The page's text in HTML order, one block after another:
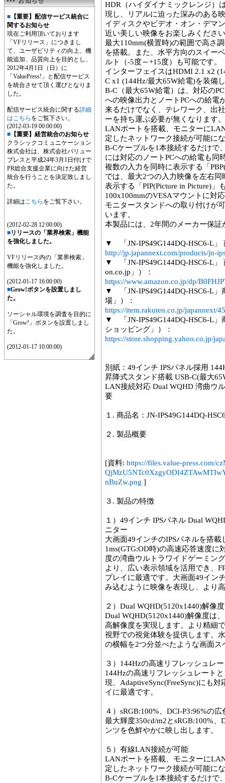
■ 【重要】配信サービス統合に
関するお知らせ
現在ご利用頂いております
「VFリリース」につきまし
て、ユーザビリティの向上、機
能追加、品質向上を目的とし、
2012年4月1日（日）に
「ValuePress!」と配信サービス
を統合させて頂く運びとなりま
した。
配信サービス統合に関する詳細
はこちら をご覧下さい。
(2012-03-19 00:00:00)
■ 【重要】経営統合のお知らせ
クラシックコミュニケーション
株式会社は、株式会社バリュー
プレスと平成24年3月1日付けで
PR総合支援企業に向けた経営
統合を行うことを決定致しまし
た。
詳細はこちら をご覧下さい。
(2012-02-28 12:00:00)
■リリースの「業界検索」機能
を強化しました。
VFリリース内の「業界検索」
機能を強化しました。
(2012-01-17 16:00:00)
■Grow!ボタンを設置しまし
た。
ソーシャル環境を調査を目的に
「Grow!」ボタンを設置しまし
た。
(2012-01-17 10:00:00)
HDR（ハイダイナミックレンジ）
現し、リアルに迫った深みのある
イディスクやビデオ・オン・デマ
近い美しい映像をお楽しみくださ
最大110mm(横置時)の範囲で高さ
を搭載。また、水平方向のスイー
ルト（-5度～+15度）も可能です。
インターフェイスはHDMI 2.1 x2
C x1 (144Hz/最大65W給電)を装備
B-C（最大65W給電）は、対応の
への映像出力とノートPCへの給電
来るだけでなく、テレワーク、出
ーを持ち運ぶ必要が無くなります。
LANポートを搭載、モニターに
定したネットワーク接続が可能に
B-Cケーブルを1本接続するだけで
には対応のノートPCへの給電も同
複数の入力を同時に表示する「
では、最大2つの入力映像を左右
表示する「PIP(Picture in Picture)」
100x100mmのVESAマウントに対
モニタースタンドへの取り付けが
います。
本製品には、2年間のメーカー保証
▼ 「JN-IPS49G144DQ-HSC6-L」
http://jp.japannext.com/products/jn-
▼ 「JN-IPS49G144DQ-HSC6-L」
on.co.jp」）：
https://www.amazon.co.jp/dp/
▼ 「JN-IPS49G144DQ-HSC6-L」
場」）：
https://item.rakuten.co.jp/japannext/
▼ 「JN-IPS49G144DQ-HSC6-L」
ショッピング」）：
https://store.shopping.yahoo.co.jp/
別紙：49インチ IPSパネル採用
昇降式スタンド搭載 USB-C(最大
LAN接続対応 Dual WQHD 湾曲ウ
要
１. 商品名：JN-IPS49G144DQ-
２. 製品概要
[資料: https://files.value-press.com/
nBuZw.png ]
３. 製品の特徴
１）49インチ IPSパネル Dual
ニター
大画面49インチのIPSパネルを搭
1ms(GTG:OD時)の高速応答速度に
度の湾曲ウルトラワイドゲーミン
より、広い表示領域を活用でき、
プレイに最適です。大画面49イン
み込むように映像を表現し、より
２）Dual WQHD(5120x1440)解像度
Dual WQHD(5120x1440)解像度は
高解像度を実現します。より精細
視野での視覚体験を提供します。
の横幅を2つ分並べたような画面
３）144Hzの高速リフレッシュレ
144Hzの高速リフレッシュレート
現、AdaptiveSync(FreeSync)にも
イに最適です。
４）sRGB:100%、DCI-P3:96%の広
最大輝度350cd/m2とsRGB:100%
ンツを色鮮やかに映し出します。
５）有線LAN接続が可能
LANポートを搭載、モニターに
定したネットワーク接続が可能に
B-Cケーブルを1本接続するだけで